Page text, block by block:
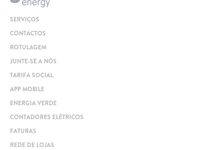
SERVIÇOS
CONTACTOS
ROTULAGEM
JUNTE-SE A NÓS
TARIFA SOCIAL
APP MOBILE
ENERGIA VERDE
CONTADORES ELÉTRICOS
FATURAS
REDE DE LOJAS